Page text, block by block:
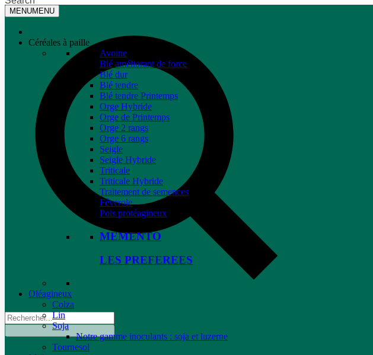
MENUMENU
Céréales à paille
Avoine
Blé améliorant de force
Blé dur
Blé tendre
Blé tendre Printemps
Orge Hybride
Orge de Printemps
Orge 2 rangs
Orge 6 rangs
Seigle
Seigle Hybride
Triticale
Triticale Hybride
Traitement de semences
Féverole
Pois protéagineux
MEMENTO
LES PREFEREES
Oléagineux
Colza
Lin
Soja
Notre gamme inoculants : soja et luzerne
Tournesol